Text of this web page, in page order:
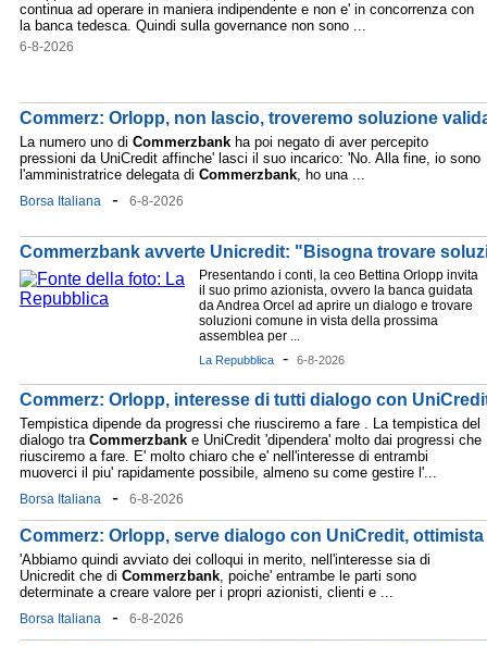
continua ad operare in maniera indipendente e non e' in concorrenza con
la banca tedesca. Quindi sulla governance non sono ...
6-8-2026
Commerz: Orlopp, non lascio, troveremo soluzione
La numero uno di Commerzbank ha poi negato di aver percepito
pressioni da UniCredit affinche' lasci il suo incarico: 'No. Alla fine, io sono
l'amministratrice delegata di Commerzbank, ho una ...
Borsa Italiana - 6-8-2026
Commerzbank avverte Unicredit: "Bisogna trovare
Presentando i conti, la ceo Bettina Orlopp invita
il suo primo azionista, ovvero la banca guidata
da Andrea Orcel ad aprire un dialogo e trovare
soluzioni comune in vista della prossima
assemblea per ...
La Repubblica - 6-8-2026
Commerz: Orlopp, interesse di tutti dialogo con
Tempistica dipende da progressi che riusciremo a fare . La tempistica del
dialogo tra Commerzbank e UniCredit 'dipendera' molto dai progressi che
riusciremo a fare. E' molto chiaro che e' nell'interesse di entrambi
muoverci il piu' rapidamente possibile, almeno su come gestire l'...
Borsa Italiana - 6-8-2026
Commerz: Orlopp, serve dialogo con UniCredit,
'Abbiamo quindi avviato dei colloqui in merito, nell'interesse sia di
Unicredit che di Commerzbank, poiche' entrambe le parti sono
determinate a creare valore per i propri azionisti, clienti e ...
Borsa Italiana - 6-8-2026